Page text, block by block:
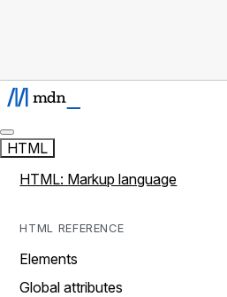
HTML
HTML: Markup language
HTML REFERENCE
Elements
Global attributes